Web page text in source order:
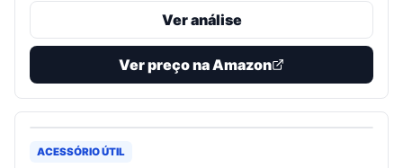
Ver análise
Ver preço na Amazon
ACESSÓRIO ÚTIL